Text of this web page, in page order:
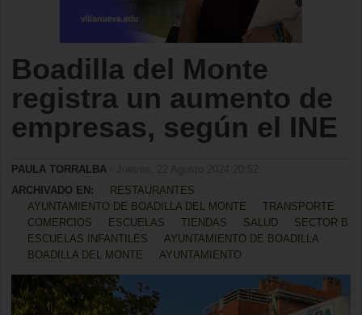
Boadilla del Monte
registra un aumento de
empresas, según el INE
PAULA TORRALBA
ARCHIVADO EN:
RESTAURANTES
AYUNTAMIENTO DE BOADILLA DEL MONTE
TRANSPORTE
COMERCIOS
ESCUELAS TIENDAS SALUD
SECTOR B
ESCUELAS INFANTILES
AYUNTAMIENTO DE BOADILLA
BOADILLA DEL MONTE
AYUNTAMIENTO